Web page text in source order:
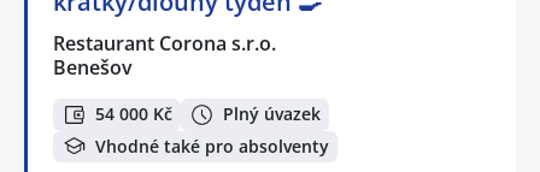
Restaurant Corona s.r.o.
Benešov
54 000 Kč
Plný úvazek
Vhodné také pro absolventy